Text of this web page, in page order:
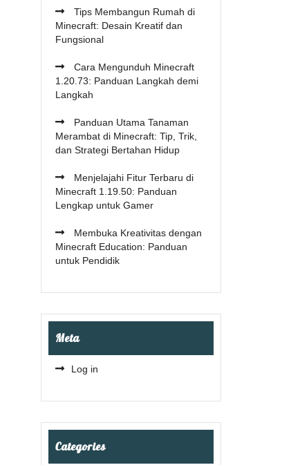
Tips Membangun Rumah di
Minecraft: Desain Kreatif dan
Fungsional
Cara Mengunduh Minecraft
1.20.73: Panduan Langkah demi
Langkah
Panduan Utama Tanaman
Merambat di Minecraft: Tip, Trik,
dan Strategi Bertahan Hidup
Menjelajahi Fitur Terbaru di
Minecraft 1.19.50: Panduan
Lengkap untuk Gamer
Membuka Kreativitas dengan
Minecraft Education: Panduan
untuk Pendidik
Meta
Log in
Categories